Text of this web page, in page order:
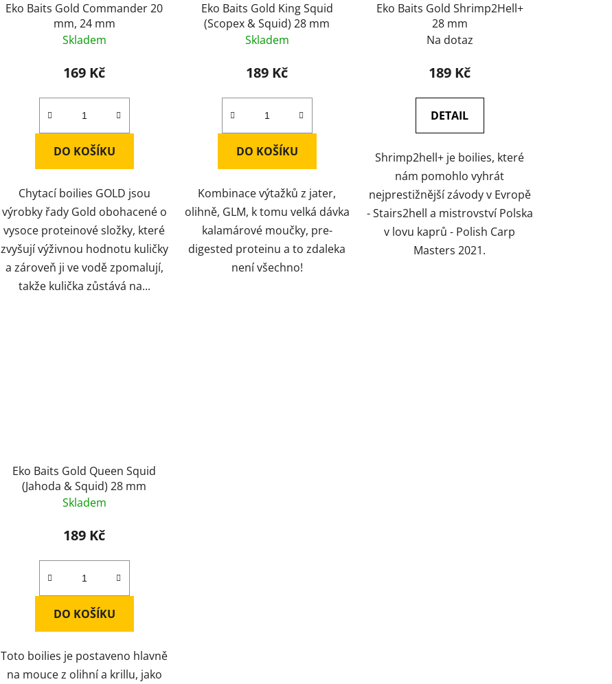
Eko Baits Gold Commander 20
mm, 24 mm
Skladem
169 Kč
DO KOŠÍKU
Chytací boilies GOLD jsou
výrobky řady Gold obohacené o
vysoce proteinové složky, které
zvyšují výživnou hodnotu kuličky
a zároveň ji ve vodě zpomalují,
takže kulička zůstává na...
Eko Baits Gold King Squid
(Scopex & Squid) 28 mm
Skladem
189 Kč
DO KOŠÍKU
Kombinace výtažků z jater,
olihně, GLM, k tomu velká dávka
kalamárové moučky, pre-
digested proteinu a to zdaleka
není všechno!
Eko Baits Gold Shrimp2Hell+
28 mm
Na dotaz
189 Kč
DETAIL
Shrimp2hell+ je boilies, které
nám pomohlo vyhrát
nejprestižnější závody v Evropě
- Stairs2hell a mistrovství Polska
v lovu kaprů - Polish Carp
Masters 2021.
Eko Baits Gold Queen Squid
(Jahoda & Squid) 28 mm
Skladem
189 Kč
DO KOŠÍKU
Toto boilies je postaveno hlavně
na mouce z olihní a krillu, jako